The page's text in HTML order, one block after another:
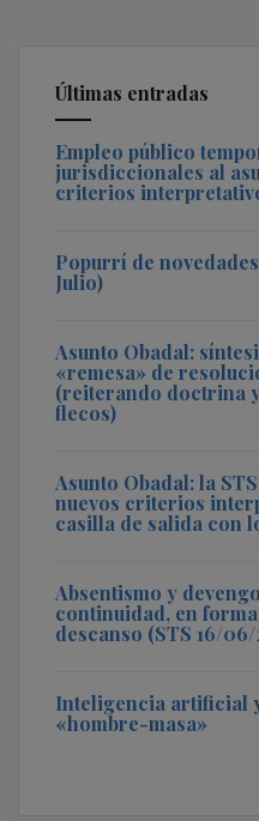
Últimas entradas
Empleo público
jurisdiccionales al
criterios
Popurrí de
Julio)
Asunto Obadal:
«remesa» de
(reiterando doctrina
flecos)
Asunto Obadal: la
nuevos criterios
casilla de salida con
Absentismo y
continuidad, en
descanso (STS 16/
Inteligencia artificial
«hombre-masa»